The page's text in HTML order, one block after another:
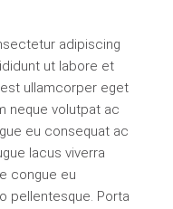
adipiscing
ut labore et
ullamcorper eget
neque volutpat ac
eu consequat ac
lacus viverra
congue eu
pellentesque. Porta